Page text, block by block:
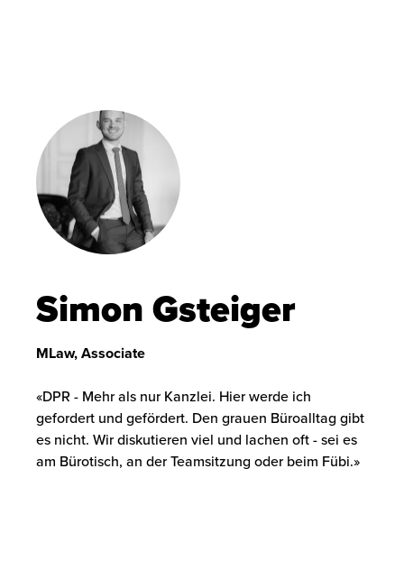
Simon Gsteiger
MLaw, Associate
DPR - Mehr als nur Kanzlei. Hier werde ich
gefordert und gefördert. Den grauen Büroalltag gibt
es nicht. Wir diskutieren viel und lachen oft - sei es
am Bürotisch, an der Teamsitzung oder beim Fübi.